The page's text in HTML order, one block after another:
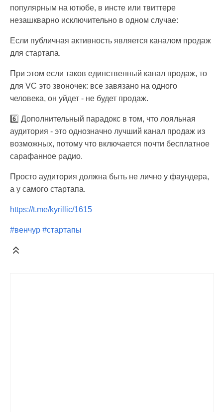
популярным на ютюбе, в инсте или твиттере
незашкварно исключительно в одном случае:
Если публичная активность является каналом продаж
для стартапа.
При этом если таков единственный канал продаж, то
для VC это звоночек: все завязано на одного
человека, он уйдет - не будет продаж.
6️⃣ Дополнительный парадокс в том, что лояльная
аудитория - это однозначно лучший канал продаж из
возможных, потому что включается почти бесплатное
сарафанное радио.
Просто аудитория должна быть не лично у фаундера,
а у самого стартапа.
https://t.me/kyrillic/1615
#венчур #стартапы